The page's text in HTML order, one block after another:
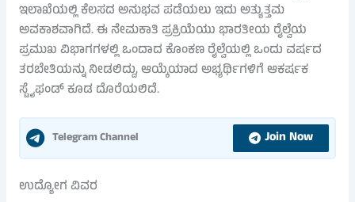
ಇಲಾಖೆಯಲ್ಲಿ ಕೆಲಸದ ಅನುಭವ ಪಡೆಯಲು ಇದು ಅತ್ಯುತ್ತಮ
ಅವಕಾಶವಾಗಿದೆ. ಈ ನೇಮಕಾತಿ ಪ್ರಕ್ರಿಯೆಯು ಭಾರತೀಯ ರೈಲ್ವೆಯ
ಪ್ರಮುಖ ವಿಭಾಗಗಳಲ್ಲಿ ಒಂದಾದ ಕೊಂಕಣ ರೈಲ್ವೆಯಲ್ಲಿ ಒಂದು ವರ್ಷದ
ತರಬೇತಿಯನ್ನು ನೀಡಲಿದ್ದು, ಆಯ್ಕೆಯಾದ ಅಭ್ಯರ್ಥಿಗಳಿಗೆ ಆಕರ್ಷಕ
ಸ್ಟೈಫಂಡ್ ಕೂಡ ದೊರೆಯಲಿದೆ.
Telegram Channel Join Now
ಉದ್ಯೋಗ ವಿವರ